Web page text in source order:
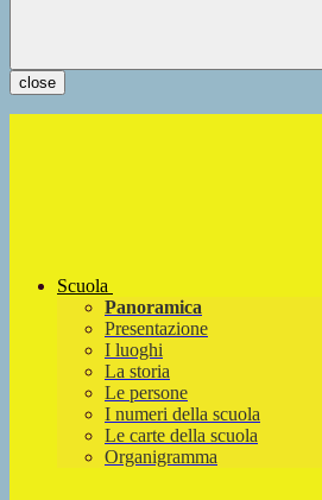
close
Scuola
Panoramica
Presentazione
I luoghi
La storia
Le persone
I numeri della scuola
Le carte della scuola
Organigramma